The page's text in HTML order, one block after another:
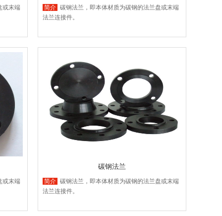
或末端 简介 碳钢法兰，即本体材质为碳钢的法兰盘或末端
法兰连接件。
或末端
碳钢法兰
简介 碳钢法兰，即本体材质为碳钢的法兰盘或末端
法兰连接件。